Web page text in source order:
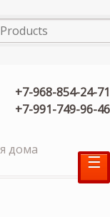
+7-968-854-24-71
+7-991-749-96-46
дома
☰